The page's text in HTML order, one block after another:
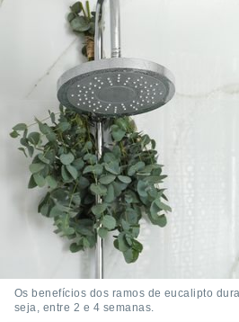
Os benefícios dos ramos de eucalipto
seja, entre 2 e 4 semanas.